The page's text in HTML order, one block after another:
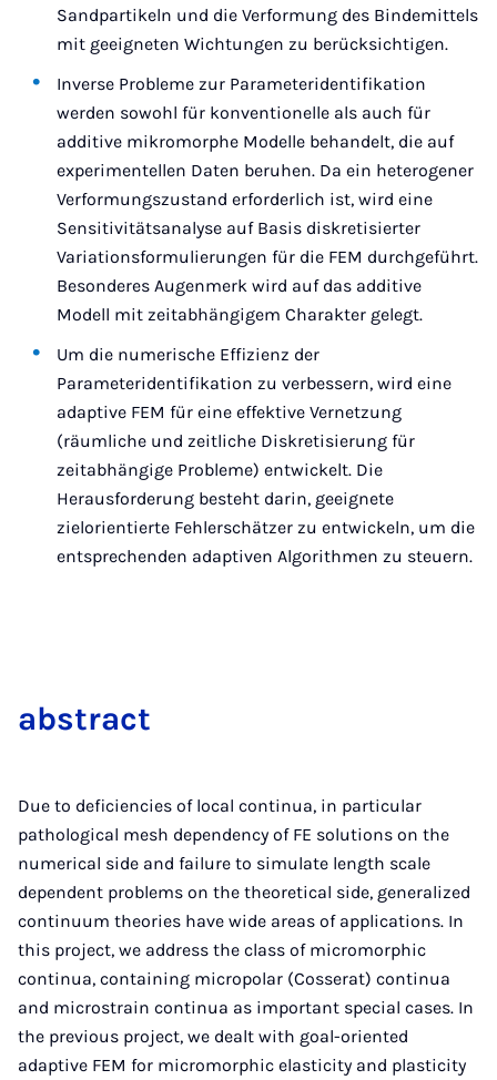
Sandpartikeln und die Verformung des Bindemittels
mit geeigneten Wichtungen zu berücksichtigen.
Inverse Probleme zur Parameteridentifikation
werden sowohl für konventionelle als auch für
additive mikromorphe Modelle behandelt, die auf
experimentellen Daten beruhen. Da ein heterogener
Verformungszustand erforderlich ist, wird eine
Sensitivitätsanalyse auf Basis diskretisierter
Variationsformulierungen für die FEM durchgeführt.
Besonderes Augenmerk wird auf das additive
Modell mit zeitabhängigem Charakter gelegt.
Um die numerische Effizienz der
Parameteridentifikation zu verbessern, wird eine
adaptive FEM für eine effektive Vernetzung
(räumliche und zeitliche Diskretisierung für
zeitabhängige Probleme) entwickelt. Die
Herausforderung besteht darin, geeignete
zielorientierte Fehlerschätzer zu entwickeln, um die
entsprechenden adaptiven Algorithmen zu steuern.
ab­stract
Due to deficiencies of local continua, in particular
pathological mesh dependency of FE solutions on the
numerical side and failure to simulate length scale
dependent problems on the theoretical side, generalized
continuum theories have wide areas of applications. In
this project, we address the class of micromorphic
continua, containing micropolar (Cosserat) continua
and microstrain continua as important special cases. In
the previous project, we dealt with goal-oriented
adaptive FEM for micromorphic elasticity and plasticity